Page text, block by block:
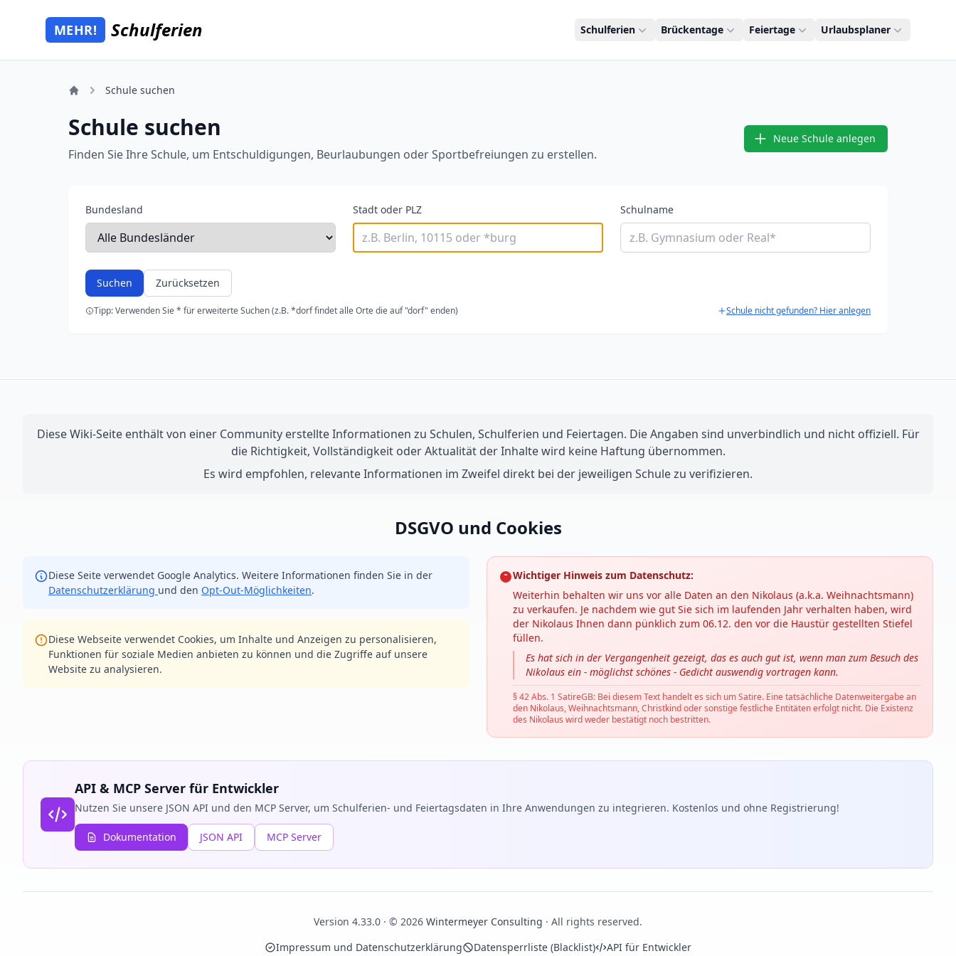
Mehr Schulferien
MEHR! Schulferien Schulferien Brückentage Feiertage Urlaubsplaner
Schule suchen
Schule suchen
Finden Sie Ihre Schule, um Entschuldigungen, Beurlaubungen oder Sportbefreiungen zu erstellen.
Neue Schule anlegen
Bundesland Stadt oder PLZ Schulname
Suchen Zurücksetzen
Tipp: Verwenden Sie * für erweiterte Suchen (z.B. *dorf findet alle Orte die auf "dorf" enden) Schule nicht gefunden? Hier anlegen
Diese Wiki-Seite enthält von einer Community erstellte Informationen zu Schulen, Schulferien und Feiertagen. Die Angaben sind unverbindlich und nicht offiziell. Für
die Richtigkeit, Vollständigkeit oder Aktualität der Inhalte wird keine Haftung übernommen.
Es wird empfohlen, relevante Informationen im Zweifel direkt bei der jeweiligen Schule zu verifizieren.
DSGVO und Cookies
Diese Seite verwendet Google Analytics. Weitere Informationen finden Sie in der
Datenschutzerklärung und den Opt-Out-Möglichkeiten.
Diese Webseite verwendet Cookies, um Inhalte und Anzeigen zu personalisieren,
Funktionen für soziale Medien anbieten zu können und die Zugriffe auf unsere
Website zu analysieren.
Wichtiger Hinweis zum Datenschutz:
Weiterhin behalten wir uns vor alle Daten an den Nikolaus (a.k.a. Weihnachtsmann)
zu verkaufen. Je nachdem wie gut Sie sich im laufenden Jahr verhalten haben, wird
der Nikolaus Ihnen dann pünklich zum 06.12. den vor die Haustür gestellten Stiefel
füllen.
Es hat sich in der Vergangenheit gezeigt, das es auch gut ist, wenn man zum Besuch des
Nikolaus ein - möglichst schönes - Gedicht auswendig vortragen kann.
§ 42 Abs. 1 SatireGB: Bei diesem Text handelt es sich um Satire. Eine tatsächliche Datenweitergabe an
den Nikolaus, Weihnachtsmann, Christkind oder sonstige festliche Entitäten erfolgt nicht. Die Existenz
des Nikolaus wird weder bestätigt noch bestritten.
API & MCP Server für Entwickler
Nutzen Sie unsere JSON API und den MCP Server, um Schulferien- und Feiertagsdaten in Ihre Anwendungen zu integrieren. Kostenlos und ohne Registrierung!
Dokumentation JSON API MCP Server
Version 4.33.0 · © 2026 Wintermeyer Consulting · All rights reserved.
Impressum und Datenschutzerklärung
Datensperrliste (Blacklist) API für Entwickler